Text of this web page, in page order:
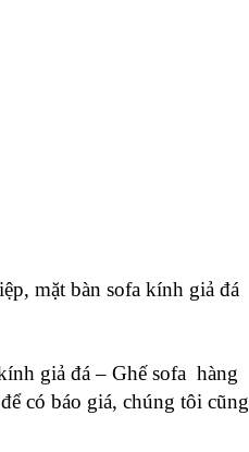
mặt bàn sofa kính giả đá
giả đá – Ghế sofa hàng
có báo giá, chúng tôi cũng